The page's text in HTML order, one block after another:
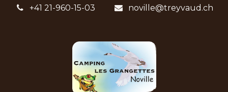
+41 21-960-15-03
noville@treyvaud.ch